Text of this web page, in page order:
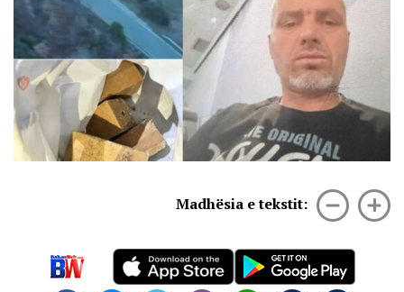
Madhësia e tekstit: